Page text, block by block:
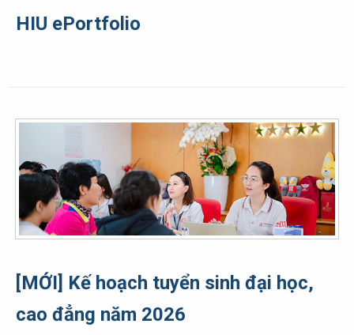
HIU ePortfolio
[MỚI] Kế hoạch tuyển sinh đại học,
cao đẳng năm 2026